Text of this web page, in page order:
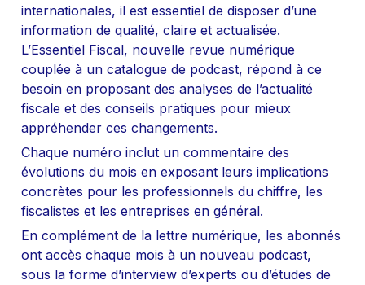
internationales, il est essentiel de disposer d’une
information de qualité, claire et actualisée.
L’Essentiel Fiscal, nouvelle revue numérique
couplée à un catalogue de podcast, répond à ce
besoin en proposant des analyses de l’actualité
fiscale et des conseils pratiques pour mieux
appréhender ces changements.
Chaque numéro inclut un commentaire des
évolutions du mois en exposant leurs implications
concrètes pour les professionnels du chiffre, les
fiscalistes et les entreprises en général.
En complément de la lettre numérique, les abonnés
ont accès chaque mois à un nouveau podcast,
sous la forme d’interview d’experts ou d’études de